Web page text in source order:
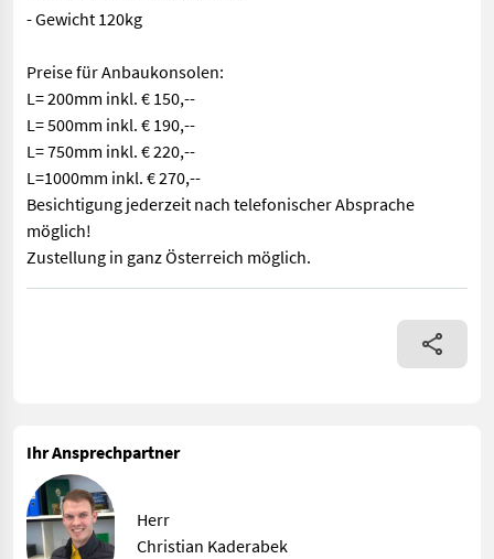
- Gewicht 120kg
Preise für Anbaukonsolen:
L= 200mm inkl. € 150,--
L= 500mm inkl. € 190,--
L= 750mm inkl. € 220,--
L=1000mm inkl. € 270,--
Besichtigung jederzeit nach telefonischer Absprache
möglich!
Zustellung in ganz Österreich möglich.
Sofort Verfügbar! Lesnik Fronthydraulik SHL S17.
Ihr Ansprechpartner
Herr
Christian Kaderabek